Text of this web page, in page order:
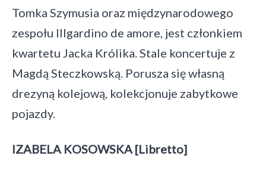
Tomka Szymusia oraz międzynarodowego
zespołu Illgardino de amore, jest członkiem
kwartetu Jacka Królika. Stale koncertuje z
Magdą Steczkowską. Porusza się własną
drezyną kolejową, kolekcjonuje zabytkowe
pojazdy.
IZABELA KOSOWSKA [Libretto]